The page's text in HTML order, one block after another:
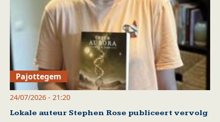
Pajottegem
24/07/2026 - 21:20
Lokale auteur Stephen Rose publiceert vervolg